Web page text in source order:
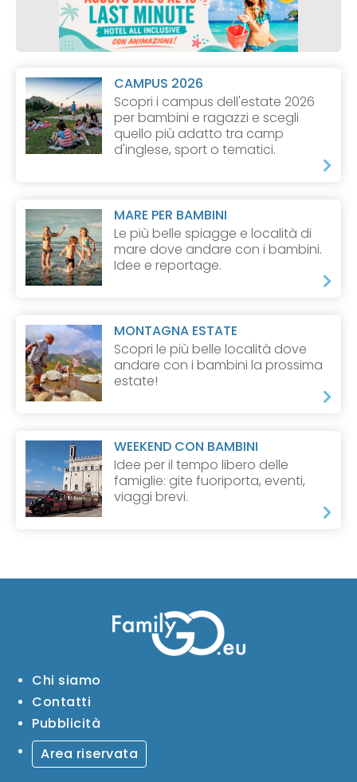
CAMPUS 2026
Scopri i campus dell'estate 2026
per bambini e ragazzi e scegli
quello più adatto tra camp
d'inglese, sport o tematici.
MARE PER BAMBINI
Le più belle spiagge e località di
mare dove andare con i bambini.
Idee e reportage.
MONTAGNA ESTATE
Scopri le più belle località dove
andare con i bambini la prossima
estate!
WEEKEND CON BAMBINI
Idee per il tempo libero delle
famiglie: gite fuoriporta, eventi,
viaggi brevi.
Chi siamo
Contatti
Pubblicità
Area riservata